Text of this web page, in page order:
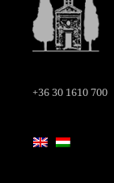
+36 30 1610 700